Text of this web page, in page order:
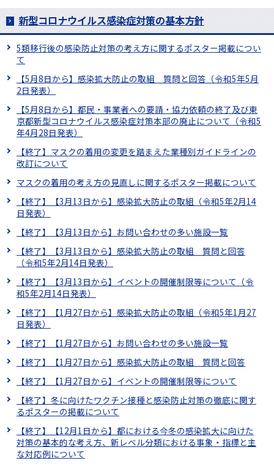
新型コロナウイルス感染症対策の基本方針
5類移行後の感染防止対策の考え方に関するポスター掲載につい
て
【5月8日から】感染拡大防止の取組 質問と回答（令和5年5月
2日発表）
【5月8日から】都民・事業者への要請・協力依頼の終了及び東
京都新型コロナウイルス感染症対策本部の廃止について（令和5
年4月28日発表）
【終了】マスクの着用の変更を踏まえた業種別ガイドラインの
改訂について
マスクの着用の考え方の見直しに関するポスター掲載について
【終了】【3月13日から】感染拡大防止の取組（令和5年2月14
日発表）
【終了】【3月13日から】お問い合わせの多い施設一覧
【終了】【3月13日から】感染拡大防止の取組 質問と回答
（令和5年2月14日発表）
【終了】【3月13日から】イベントの開催制限等について（令
和5年2月14日発表）
【終了】【1月27日から】感染拡大防止の取組（令和5年1月27
日発表）
【終了】【1月27日から】お問い合わせの多い施設一覧
【終了】【1月27日から】感染拡大防止の取組 質問と回答
【終了】【1月27日から】イベントの開催制限等について
【終了】冬に向けたワクチン接種と感染防止対策の徹底に関す
るポスターの掲載について
【終了】【12月1日から】都における今冬の感染拡大に向けた
対策の基本的な考え方、新レベル分類における事象・指標と主
な対応例について